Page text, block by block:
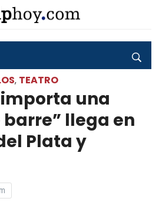
, TEATRO
una
llega en
Plata y